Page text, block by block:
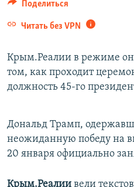
ПОБЕДИТЕЛЕЙ НЕ СУДЯТ?
ELIFBE
УКРАИНСКАЯ ПРОБЛЕМА КРЫМА
ПРИСОЕДИНЯЙТЕСЬ!
Все сайты RFE/RL
Поделиться
Читать без VPN
Крым.Реалии в режиме
том, как проходит
должность 45-го
Дональд Трамп,
неожиданную победу на
20 января официально
Крым.Реалии вели